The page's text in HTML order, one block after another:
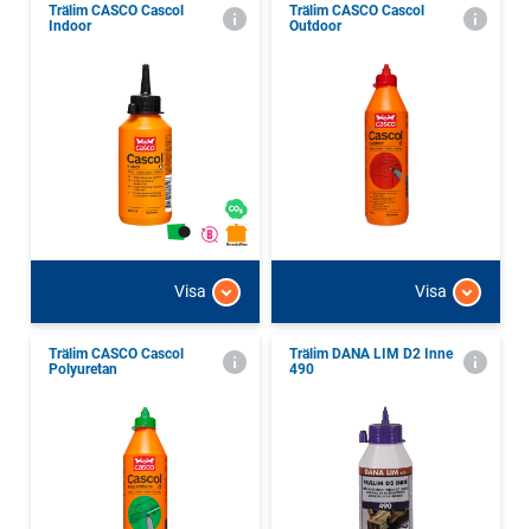
Trälim CASCO Cascol
Indoor
Visa
Trälim CASCO Cascol
Outdoor
Visa
Trälim CASCO Cascol
Polyuretan
Trälim DANA LIM D2 Inne
490